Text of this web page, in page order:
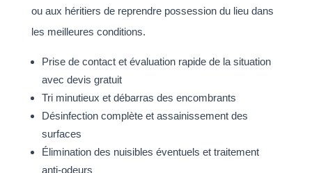
ou aux héritiers de reprendre possession du lieu dans
les meilleures conditions.
Prise de contact et évaluation rapide de la situation
avec devis gratuit
Tri minutieux et débarras des encombrants
Désinfection complète et assainissement des
surfaces
Élimination des nuisibles éventuels et traitement
anti-odeurs